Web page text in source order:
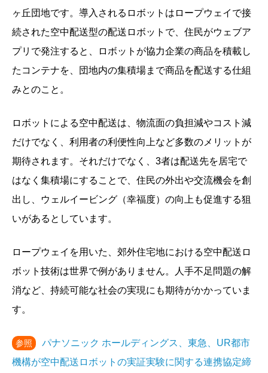
ヶ丘団地です。導入されるロボットはロープウェイで接
続された空中配送型の配送ロボットで、住民がウェブア
プリで発注すると、ロボットが協力企業の商品を積載し
たコンテナを、団地内の集積場まで商品を配送する仕組
みとのこと。
ロボットによる空中配送は、物流面の負担減やコスト減
だけでなく、利用者の利便性向上など多数のメリットが
期待されます。それだけでなく、3者は配送先を居宅で
はなく集積場にすることで、住民の外出や交流機会を創
出し、ウェルイービング（幸福度）の向上も促進する狙
いがあるとしています。
ロープウェイを用いた、郊外住宅地における空中配送ロ
ボット技術は世界で例がありません。人手不足問題の解
消など、持続可能な社会の実現にも期待がかかっていま
す。
参照
パナソニック ホールディングス、東急、UR都市
機構が空中配送ロボットの実証実験に関する連携協定締